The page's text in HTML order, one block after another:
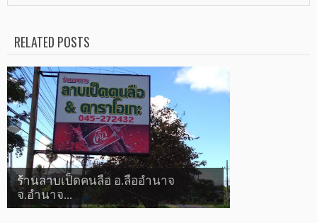
RELATED POSTS
ร้านลาบเป็ดคนลือ อ.ลืออำนาจ
จ.อำนาจ...